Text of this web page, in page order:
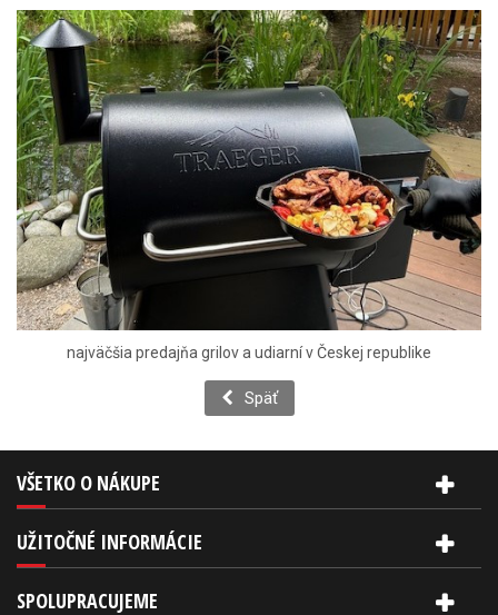
najväčšia predajňa grilov a udiarní v Českej republike
Späť
VŠETKO O NÁKUPE
UŽITOČNÉ INFORMÁCIE
SPOLUPRACUJEME